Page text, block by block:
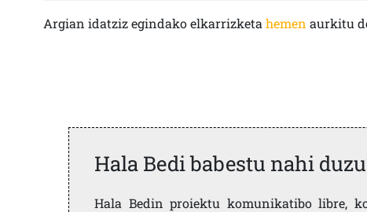
Argian idatziz egindako elkarrizketa hemen aurkitu
Hala Bedi babestu nahi
Hala Bedin proiektu komunikatibo libre,